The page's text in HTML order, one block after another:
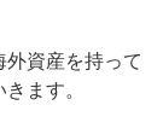
資産を持って
ます。